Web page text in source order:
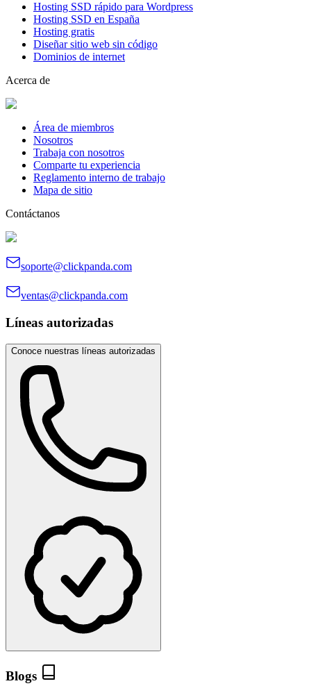
Hosting SSD rápido para Wordpress
Hosting SSD en España
Hosting gratis
Diseñar sitio web sin código
Dominios de internet
Acerca de
Área de miembros
Nosotros
Trabaja con nosotros
Comparte tu experiencia
Reglamento interno de trabajo
Mapa de sitio
Contáctanos
soporte@clickpanda.com
ventas@clickpanda.com
Líneas autorizadas
Conoce nuestras líneas autorizadas
Blogs